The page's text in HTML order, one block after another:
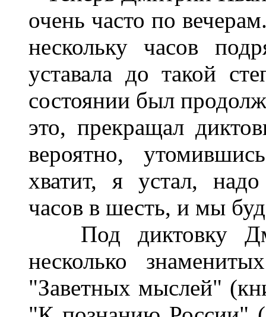
очень часто по
нескольку часов
уставала до такой
состоянии был
это, прекращал
вероятно,
хватит, я устал,
часов в шесть, и мы
Под диктовку
несколько
"Заветных мыслей"